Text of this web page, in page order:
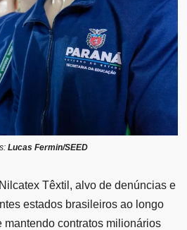
Lucas Fermin/SEED
Têxtil, alvo de denúncias e
estados brasileiros ao longo
mantendo contratos milionários